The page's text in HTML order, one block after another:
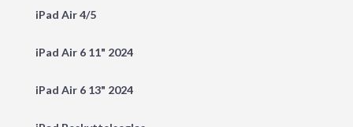
iPad Air 4/5
iPad Air 6 11" 2024
iPad Air 6 13" 2024